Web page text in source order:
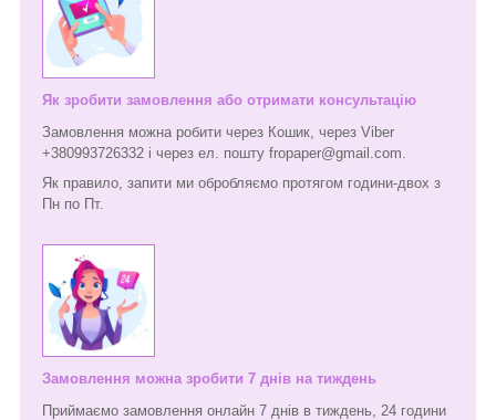
Як зробити замовлення або отримати консультацію
Замовлення можна робити через Кошик, через Viber
+380993726332 і через ел. пошту fropaper@gmail.com.
Як правило, запити ми обробляємо протягом години-двох з
Пн по Пт.
Замовлення можна зробити 7 днів на тиждень
Приймаємо замовлення онлайн 7 днів в тиждень, 24 години